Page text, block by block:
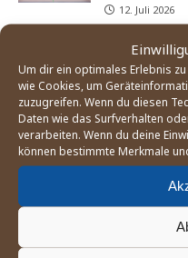
Um dir ein optimales Erlebnis
wie Cookies, um
zuzugreifen. Wenn du diesen
Daten wie das Surfverhalten
verarbeiten. Wenn du deine
können bestimmte Merkmale
12. Juli 2026
Sohail Koofi
Punktsiegen
3. Juni 2026
Der Weg
Spielen 2028
21. Mai 2026